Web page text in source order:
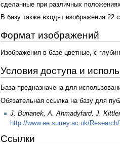
сделанные при различных
В базу также входят изображения
Формат изображений
Изображения в базе цветные, с
Условия доступа и
База предназначена для
Обязательная ссылка на базу для
J. Burianek, A. Ahmadyfard, J.
http://www.ee.surrey.ac.uk/
Ссылки